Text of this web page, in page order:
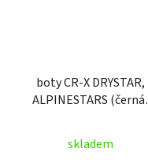
boty CR-X DRYSTAR,
ALPINESTARS (černá)
skladem